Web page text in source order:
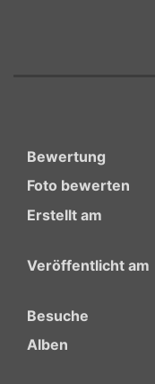
Bewertung
Foto bewerten
Erstellt am
Veröffentlicht am
Besuche
Alben